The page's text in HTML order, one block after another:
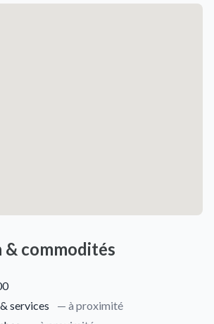
& commodités
services
— à proximité